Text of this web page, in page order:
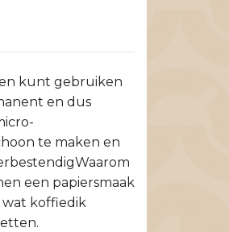
kunt gebruiken
en dus
te maken en
een papiersmaak
koffiedik